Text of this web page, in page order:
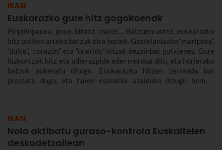
IKASI
Euskarazko gure hitz gogokoenak
Pinpilinpauxa, goxo, bihotz, maite… Batzuen ustez, euskarazko
hitz politen arteko batzuk dira horiek. Gaztelaniazko “mariposa”,
“dulce”, “corazón” eta “querido” hitzak bezainbat gutxienez. Gure
hizkuntzak hitz eta adierazpide eder mordoa ditu, eta horietako
batzuk aukeratu ditugu. Euskarazko hitzen zerrenda bat
prestatu dugu, eta haien esanahia azalduko dizugu hemen.
IKASI
Nola aktibatu guraso-kontrola Euskaltelen
deskodetzailean